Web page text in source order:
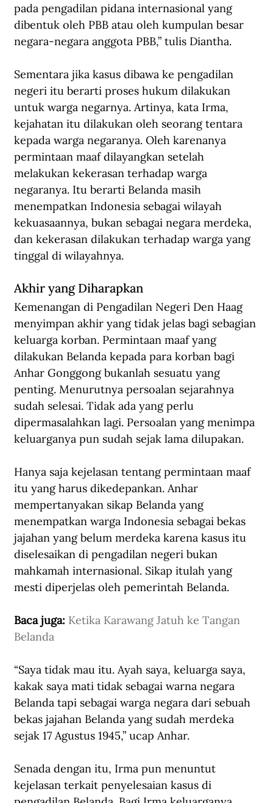
pada pengadilan pidana internasional yang
dibentuk oleh PBB atau oleh kumpulan besar
negara-negara anggota PBB,” tulis Diantha.
Sementara jika kasus dibawa ke pengadilan
negeri itu berarti proses hukum dilakukan
untuk warga negarnya. Artinya, kata Irma,
kejahatan itu dilakukan oleh seorang tentara
kepada warga negaranya. Oleh karenanya
permintaan maaf dilayangkan setelah
melakukan kekerasan terhadap warga
negaranya. Itu berarti Belanda masih
menempatkan Indonesia sebagai wilayah
kekuasaannya, bukan sebagai negara merdeka,
dan kekerasan dilakukan terhadap warga yang
tinggal di wilayahnya.
Akhir yang Diharapkan
Kemenangan di Pengadilan Negeri Den Haag
menyimpan akhir yang tidak jelas bagi sebagian
keluarga korban. Permintaan maaf yang
dilakukan Belanda kepada para korban bagi
Anhar Gonggong bukanlah sesuatu yang
penting. Menurutnya persoalan sejarahnya
sudah selesai. Tidak ada yang perlu
dipermasalahkan lagi. Persoalan yang menimpa
keluarganya pun sudah sejak lama dilupakan.
Hanya saja kejelasan tentang permintaan maaf
itu yang harus dikedepankan. Anhar
mempertanyakan sikap Belanda yang
menempatkan warga Indonesia sebagai bekas
jajahan yang belum merdeka karena kasus itu
diselesaikan di pengadilan negeri bukan
mahkamah internasional. Sikap itulah yang
mesti diperjelas oleh pemerintah Belanda.
Baca juga: Ketika Karawang Jatuh ke Tangan
Belanda
“Saya tidak mau itu. Ayah saya, keluarga saya,
kakak saya mati tidak sebagai warna negara
Belanda tapi sebagai warga negara dari sebuah
bekas jajahan Belanda yang sudah merdeka
sejak 17 Agustus 1945,” ucap Anhar.
Senada dengan itu, Irma pun menuntut
kejelasan terkait penyelesaian kasus di